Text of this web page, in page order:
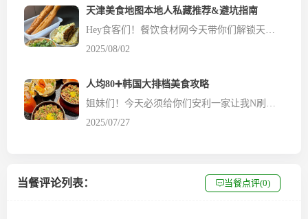
天津美食地图本地人私藏推荐&避坑指南
2025/08/02
人均80➕韩国大排档美食攻略
2025/07/27
当餐评论列表： 当餐点评(0)